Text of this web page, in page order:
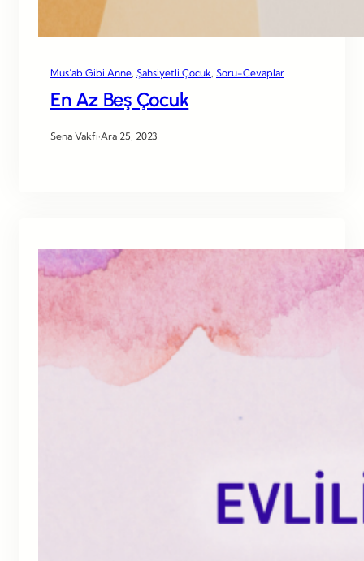
Mus’ab Gibi Anne Şahsiyetli Çocuk Soru-Cevaplar
En Az Beş Çocuk
Sena Vakfı·Ara 25, 2023